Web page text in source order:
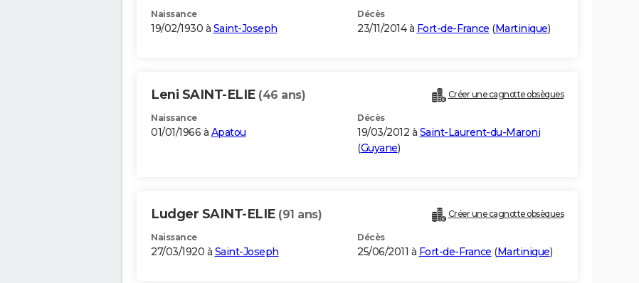
Naissance
19/02/1930 à Saint-Joseph
Décès
23/11/2014 à Fort-de-France (Martinique)
Leni SAINT-ELIE (46 ans) Créer une cagnotte obsèques
Naissance
01/01/1966 à Apatou
Décès
19/03/2012 à Saint-Laurent-du-Maroni
(Guyane)
Ludger SAINT-ELIE (91 ans) Créer une cagnotte obsèques
Naissance
27/03/1920 à Saint-Joseph
Décès
25/06/2011 à Fort-de-France (Martinique)